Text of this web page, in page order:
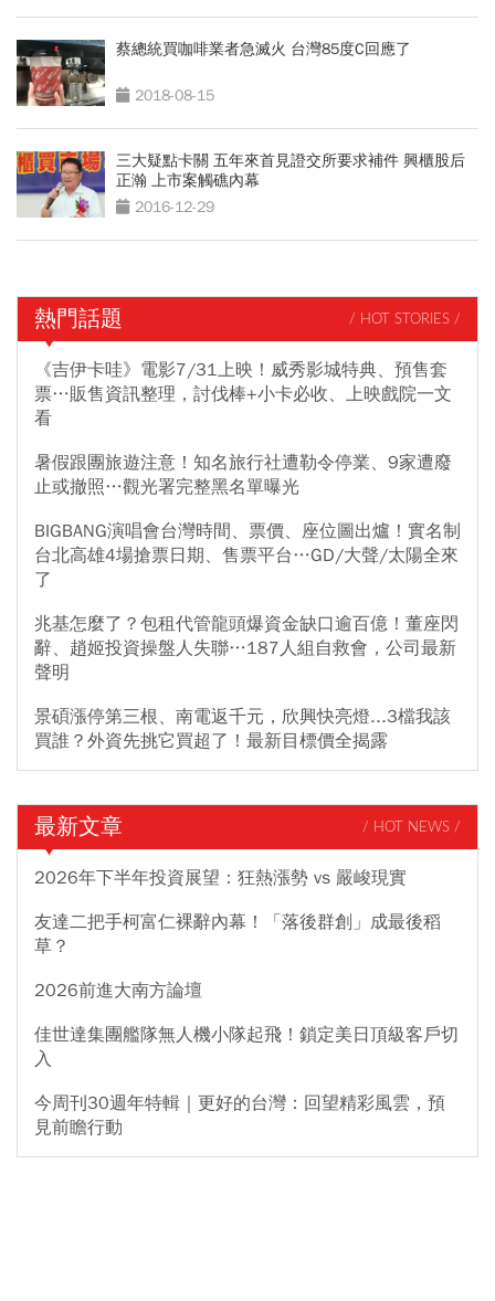
蔡總統買咖啡業者急滅火 台灣85度C回應了
2018-08-15
三大疑點卡關 五年來首見證交所要求補件 興櫃股后
正瀚 上市案觸礁內幕
2016-12-29
熱門話題 / HOT STORIES /
《吉伊卡哇》電影7/31上映！威秀影城特典、預售套
票…販售資訊整理，討伐棒+小卡必收、上映戲院一文
看
暑假跟團旅遊注意！知名旅行社遭勒令停業、9家遭廢
止或撤照…觀光署完整黑名單曝光
BIGBANG演唱會台灣時間、票價、座位圖出爐！實名制
台北高雄4場搶票日期、售票平台…GD/大聲/太陽全來
了
兆基怎麼了？包租代管龍頭爆資金缺口逾百億！董座閃
辭、趙姬投資操盤人失聯…187人組自救會，公司最新
聲明
景碩漲停第三根、南電返千元，欣興快亮燈...3檔我該
買誰？外資先挑它買超了！最新目標價全揭露
最新文章 / HOT NEWS /
2026年下半年投資展望：狂熱漲勢 vs 嚴峻現實
友達二把手柯富仁裸辭內幕！「落後群創」成最後稻
草？
2026前進大南方論壇
佳世達集團艦隊無人機小隊起飛！鎖定美日頂級客戶切
入
今周刊30週年特輯｜更好的台灣：回望精彩風雲，預
見前瞻行動